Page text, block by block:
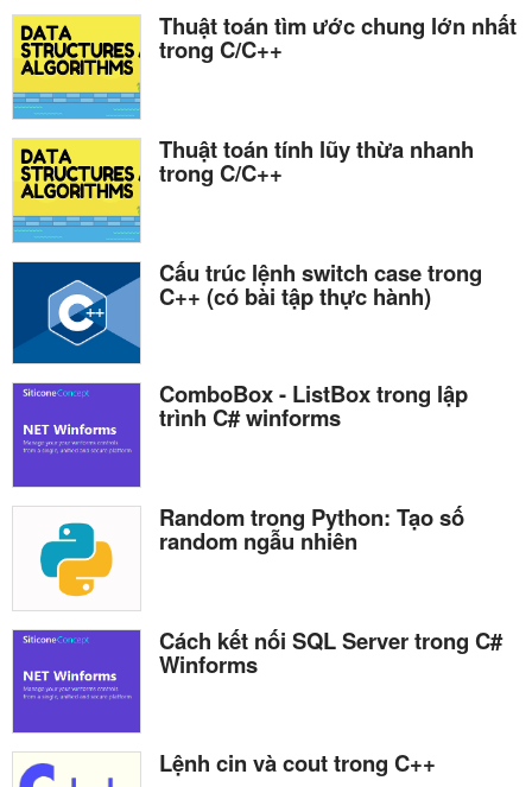
Thuật toán tìm ước chung lớn nhất
trong C/C++
Thuật toán tính lũy thừa nhanh
trong C/C++
Cấu trúc lệnh switch case trong
C++ (có bài tập thực hành)
ComboBox - ListBox trong lập
trình C# winforms
Random trong Python: Tạo số
random ngẫu nhiên
Cách kết nối SQL Server trong C#
Winforms
Lệnh cin và cout trong C++